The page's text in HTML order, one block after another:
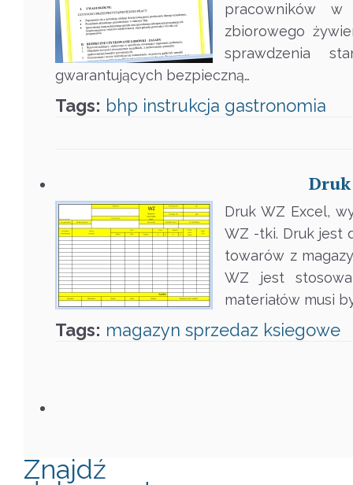
pracowników w
zbiorowego
sprawdzenia
gwarantujących bezpieczną…
Tags: bhp instrukcja gastronomia
Druk WZ Excel,
WZ -tki. Druk jest
towarów z
WZ jest
materiałów musi
Tags: magazyn sprzedaz ksiegowe
Znajdź